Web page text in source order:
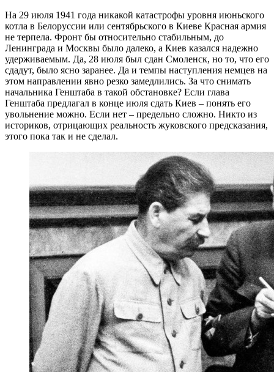
На 29 июля 1941 года никакой катастрофы уровня июньского
котла в Белоруссии или сентябрьского в Киеве Красная армия
не терпела. Фронт бы относительно стабильным, до
Ленинграда и Москвы было далеко, а Киев казался надежно
удерживаемым. Да, 28 июля был сдан Смоленск, но то, что его
сдадут, было ясно заранее. Да и темпы наступления немцев на
этом направлении явно резко замедлились. За что снимать
начальника Генштаба в такой обстановке? Если глава
Генштаба предлагал в конце июля сдать Киев – понять его
увольнение можно. Если нет – предельно сложно. Никто из
историков, отрицающих реальность жуковского предсказания,
этого пока так и не сделал.